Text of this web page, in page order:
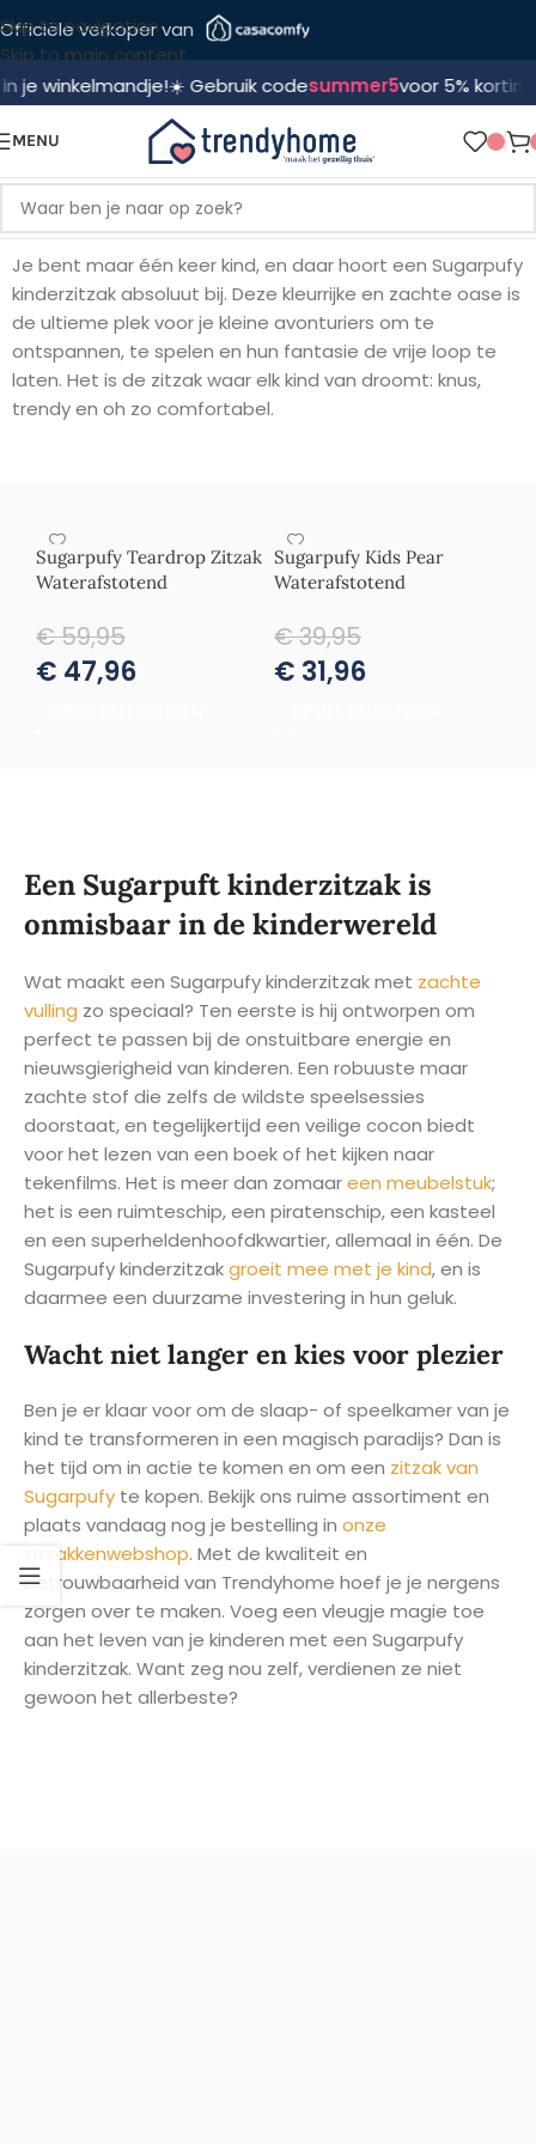
Skip to navigation
Skip to main content
Officiële verkoper van
☀️ Gebruik codesummer5voor 5% korting! 🛍️
MENU
Je bent maar één keer kind, en daar hoort een Sugarpufy
kinderzitzak absoluut bij. Deze kleurrijke en zachte oase is
de ultieme plek voor je kleine avonturiers om te
ontspannen, te spelen en hun fantasie de vrije loop te
laten. Het is de zitzak waar elk kind van droomt: knus,
trendy en oh zo comfortabel.
Sugarpufy Teardrop Zitzak
Waterafstotend
€59,95
€ 47,96
Sugarpufy Kids Pear
Waterafstotend
€39,95
€ 31,96
Een Sugarpuft kinderzitzak is
onmisbaar in de kinderwereld
Wat maakt een Sugarpufy kinderzitzak met zachte
vulling zo speciaal? Ten eerste is hij ontworpen om
perfect te passen bij de onstuitbare energie en
nieuwsgierigheid van kinderen. Een robuuste maar
zachte stof die zelfs de wildste speelsessies
doorstaat, en tegelijkertijd een veilige cocon biedt
voor het lezen van een boek of het kijken naar
tekenfilms. Het is meer dan zomaareen meubelstuk;
het is een ruimteschip, een piratenschip, een kasteel
en een superheldenhoofdkwartier, allemaal in één. De
Sugarpufy kinderzitzakgroeit mee met je kind, en is
daarmee een duurzame investering in hun geluk.
Wacht niet langer en kies voor plezier
Ben je er klaar voor om de slaap- of speelkamer van je
kind te transformeren in een magisch paradijs? Dan is
het tijd om in actie te komen en om een zitzak van
Sugarpufy te kopen. Bekijk ons ruime assortiment en
plaats vandaag nog je bestelling in onze
zitzakkenwebshop. Met de kwaliteit en
betrouwbaarheid van Trendyhome hoef je je nergens
zorgen over te maken. Voeg een vleugje magie toe
aan het leven van je kinderen met een Sugarpufy
kinderzitzak. Want zeg nou zelf, verdienen ze niet
gewoon het allerbeste?